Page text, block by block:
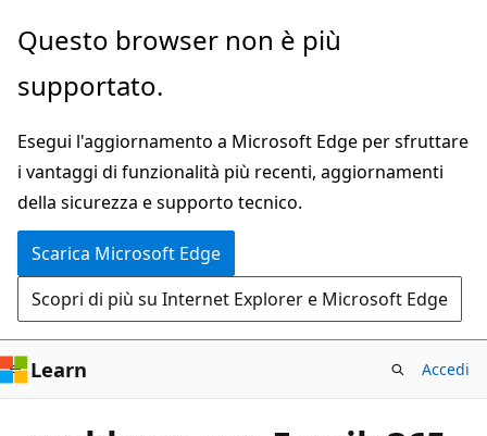
Ignora
passa
contenuto
principale
Questo browser non è più
supportato.
Esegui l'aggiornamento a Microsoft Edge per sfruttare
i vantaggi di funzionalità più recenti, aggiornamenti
della sicurezza e supporto tecnico.
Scarica Microsoft Edge
Scopri di più su Internet Explorer e Microsoft Edge
Learn Accedi